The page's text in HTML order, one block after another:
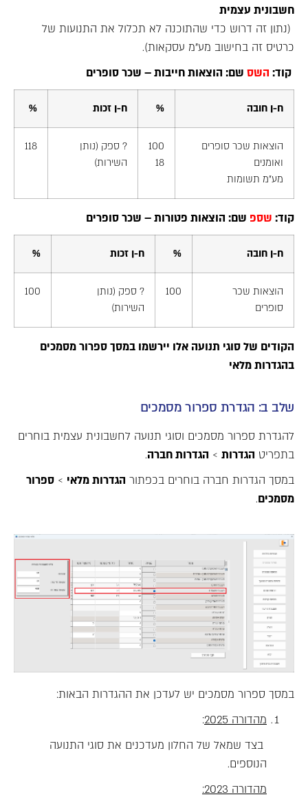
חשבונית עצמית
(נתון זה דרוש כדי שהתוכנה לא תכלול את התנועות של
כרטיס זה בחישוב מע"מ עסקאות).
קוד: השס שם: הוצאות חייבות – שכר סופרים
ח-ן חובה % ח-ן זכות %
הוצאות שכר סופרים
ואומנים
מע"מ תשומות
100
18
? ספק (נותן
השירות)
118
קוד: שספ שם: הוצאות פטורות – שכר סופרים
ח-ן חובה % ח-ן זכות %
הוצאות שכר
סופרים
100
? ספק (נותן
השירות)
100
הקודים של סוגי תנועה אלו יירשמו במסך ספרור מסמכים
בהגדרות מלאי
שלב ב: הגדרת ספרור מסמכים
להגדרת ספרור מסמכים וסוגי תנועה לחשבונית עצמית בוחרים
בתפריט הגדרות > הגדרות חברה.
במסך הגדרות חברה בוחרים בכפתור הגדרות מלאי > ספרור
מסמכים.
במסך ספרור מסמכים יש לעדכן את ההגדרות הבאות:
מהדורה 2025
:
בצד שמאל של החלון מעדכנים את סוגי התנועה
הנוספים.
מהדורה 2023: